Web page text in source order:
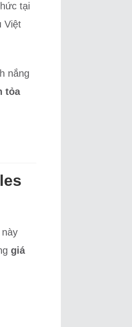
tại
Việt
nắng
tỏa
giá